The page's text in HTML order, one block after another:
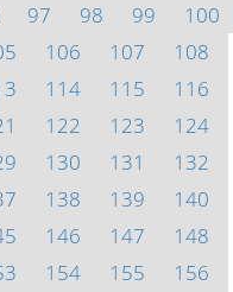
97 98 99
100
106 107
108
114 115
116
122 123
124
130 131
132
138 139
140
146 147
148
154 155
156